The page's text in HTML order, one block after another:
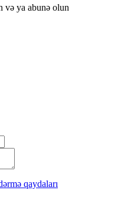
və ya abunə olun
qaydaları